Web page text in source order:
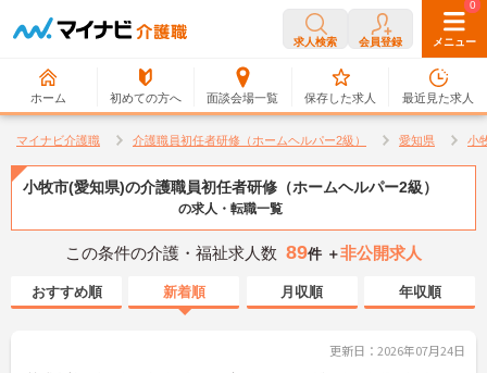
求人検索 会員登録 メニュー
ホーム 初めての方へ 面談会場一覧
0
保存した求人
0
最近見た求人
マイナビ介護職 介護職員初任者研修（ホームヘルパー2級） 愛知県 小
小牧市(愛知県)の介護職員初任者研修（ホームヘルパー2級）
の求人・転職一覧
この条件の介護・福祉求人数 89件 ＋非公開求人
おすすめ順 新着順 月収順 年収順
更新日：2026年07月24日